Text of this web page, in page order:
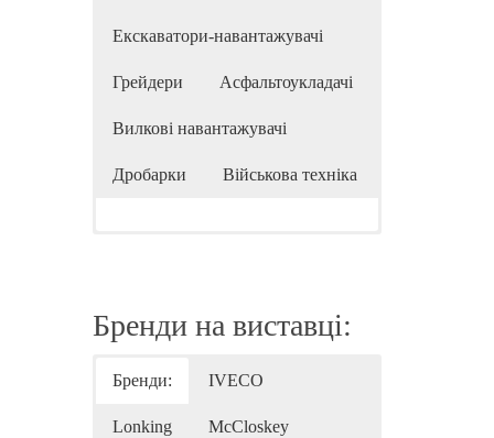
Екскаватори-навантажувачі
Грейдери Асфальтоукладачі
Вилкові навантажувачі
Дробарки Військова техніка
Бренди на виставці:
Бренди: IVECO
Lonking McCloskey